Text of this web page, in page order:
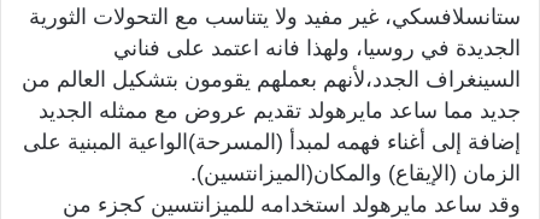
ستانسلافسكي، غير مفيد ولا يتناسب مع التحولات الثورية
الجديدة في روسيا، ولهذا فانه اعتمد على فناني
السينغراف الجدد،لأنهم بعملهم يقومون بتشكيل العالم من
جديد مما ساعد مايرهولد تقديم عروض مع ممثله الجديد
إضافة إلى أغناء فهمه لمبدأ (المسرحة)الواعية المبنية على
الزمان (الإيقاع) والمكان(الميزانتسين).
وقد ساعد مايرهولد استخدامه للميزانتسين كجزء من